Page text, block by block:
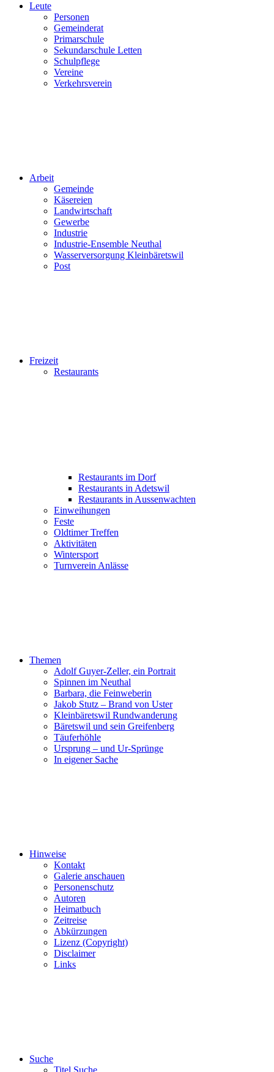
Leute
Personen
Gemeinderat
Primarschule
Sekundarschule Letten
Schulpflege
Vereine
Verkehrsverein
Arbeit
Gemeinde
Käsereien
Landwirtschaft
Gewerbe
Industrie
Industrie-Ensemble Neuthal
Wasserversorgung Kleinbäretswil
Post
Freizeit
Restaurants
Restaurants im Dorf
Restaurants in Adetswil
Restaurants in Aussenwachten
Einweihungen
Feste
Oldtimer Treffen
Aktivitäten
Wintersport
Turnverein Anlässe
Themen
Adolf Guyer-Zeller, ein Portrait
Spinnen im Neuthal
Barbara, die Feinweberin
Jakob Stutz – Brand von Uster
Kleinbäretswil Rundwanderung
Bäretswil und sein Greifenberg
Täuferhöhle
Ursprung – und Ur-Sprünge
In eigener Sache
Hinweise
Kontakt
Galerie anschauen
Personenschutz
Autoren
Heimatbuch
Zeitreise
Abkürzungen
Lizenz (Copyright)
Disclaimer
Links
Suche
Titel Suche